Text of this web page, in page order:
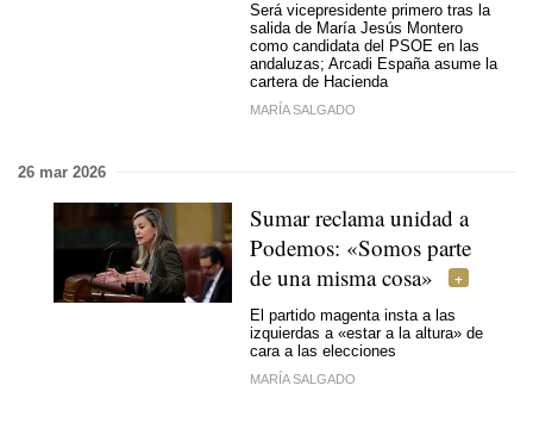
Será vicepresidente primero tras la
salida de María Jesús Montero
como candidata del PSOE en las
andaluzas; Arcadi España asume la
cartera de Hacienda
MARÍA SALGADO
26 mar 2026
Sumar reclama unidad a
Podemos: «Somos parte
de una misma cosa»
El partido magenta insta a las
izquierdas a «estar a la altura» de
cara a las elecciones
MARÍA SALGADO